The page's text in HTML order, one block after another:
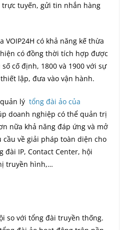
trực tuyến, gửi tin nhắn hàng
VOIP24H có khả năng kế thừa
có đồng thời tích hợp được
cố định, 1800 và 1900 với sự
lập, đưa vào vận hành.
lý tổng đài ảo của
doanh nghiệp có thể quản trị
nữa khả năng đáp ứng và mở
cầu về giải pháp toàn diện cho
đài IP, Contact Center, hội
truyền hình,…
so với tổng đài truyền thống.